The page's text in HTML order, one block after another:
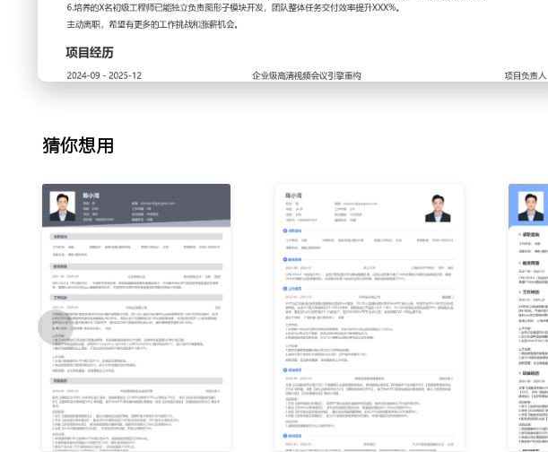
理；集成第三方音效库，实现虚拟背景、美声等增值功能；编写模块接口文档并推动前端
3.性能优化：针对弱网环境下视频卡顿率偏高的问题，设计并实现基于丢包率与延迟的自
适应码率调整算法；优化视频帧的打包与重传策略，在实验室模拟XXX%丢包率环境下，
H.264编码器输出流，定位厂商驱动兼容性缺陷，通过软件编码兜底与异常流检测修复策
5.质量保障：建立核心音视频模块的自动化测试流水线，覆盖编解码、网络传输与渲染全
链路；设计模拟弱网、CPU高负载等异常场景的测试用例，将版本回归测试时间从X人天
缩短至X小时，缺陷逃逸率降低XXX%。
6.团队协作：指导X名初级工程师进行图形渲染管线的基础开发工作；组织每周技术分享，
沉淀音视频前沿技术与踩坑经验文档X篇；参与跨部门需求评审，提供技术可行性评估，
推动X个重要客户定制化需求落地。
工作业绩：
1.主导完成的微服务与SFU架构升级，支撑了平台并发用户数从XXX万增长至XXX万，资
源成本仅线性增加XXX%。
2.开发的音频处理模块与虚拟背景功能，成为产品核心卖点，直接推动XXX家大型客户签
约，年度增购金额超XXX万元。
猜你想用